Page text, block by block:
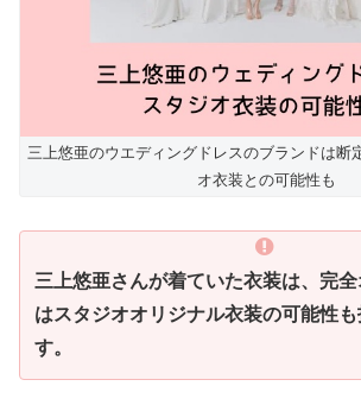
三上悠亜のウエディングドレスのブランドは断
オ衣装との可能性も
三上悠亜さんが着ていた衣装は、完
はスタジオオリジナル衣装の可能性
す。